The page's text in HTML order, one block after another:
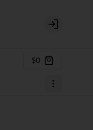
Login
$0